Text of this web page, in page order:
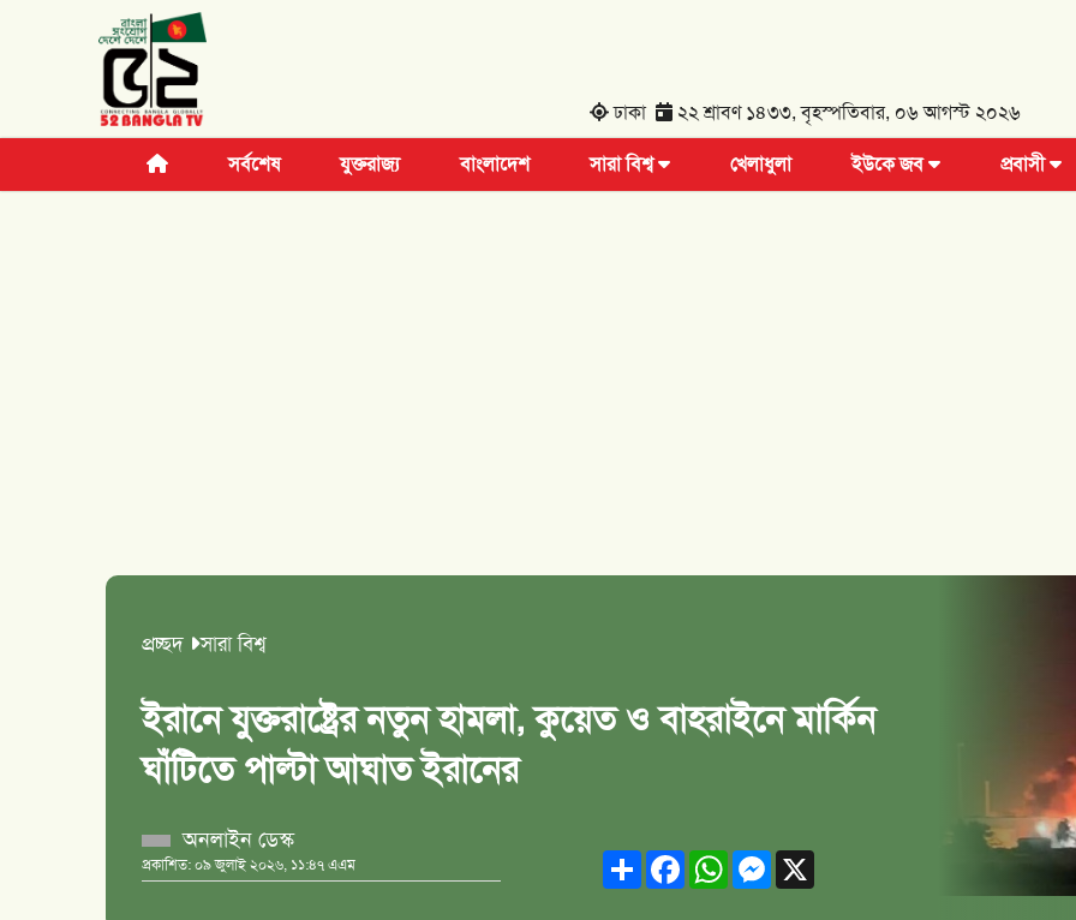
ঢাকা ২২ শ্রাবণ ১৪৩৩, বৃহস্পতিবার, ০৬ আগস্ট ২০২৬
সর্বশেষ যুক্তরাজ্য বাংলাদেশ সারা বিশ্ব খেলাধুলা ইউকে জব প্রবাসী
প্রচ্ছদ সারা বিশ্ব
ইরানে যুক্তরাষ্ট্রের নতুন হামলা, কুয়েত ও বাহরাইনে মার্কিন
ঘাঁটিতে পাল্টা আঘাত ইরানের
অনলাইন ডেস্ক
প্রকাশিত: ০৯ জুলাই ২০২৬, ১১:৪৭ এএম ShareFacebookWhatsAppMessenger
X